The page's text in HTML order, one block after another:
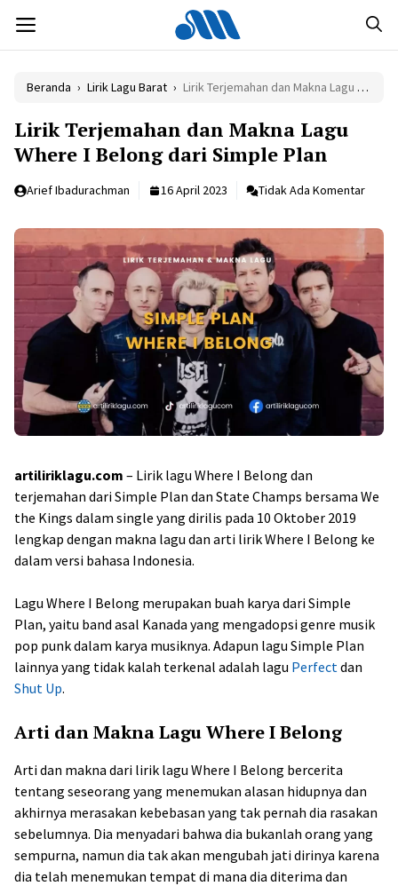
isi
MENU
Beranda › Lirik Lagu Barat › Lirik Terjemahan dan Makna Lagu Where I Belong dari Simple Plan
Lirik Terjemahan dan Makna Lagu
Where I Belong dari Simple Plan
Arief Ibadurachman 16 April 2023 Tidak Ada Komentar
artiliriklagu.com – Lirik lagu Where I Belong dan
terjemahan dari Simple Plan dan State Champs bersama We
the Kings dalam single yang dirilis pada 10 Oktober 2019
lengkap dengan makna lagu dan arti lirik Where I Belong ke
dalam versi bahasa Indonesia.
Lagu Where I Belong merupakan buah karya dari Simple
Plan, yaitu band asal Kanada yang mengadopsi genre musik
pop punk dalam karya musiknya. Adapun lagu Simple Plan
lainnya yang tidak kalah terkenal adalah lagu Perfect dan
Shut Up.
Arti dan Makna Lagu Where I Belong
Arti dan makna dari lirik lagu Where I Belong bercerita
tentang seseorang yang menemukan alasan hidupnya dan
akhirnya merasakan kebebasan yang tak pernah dia rasakan
sebelumnya. Dia menyadari bahwa dia bukanlah orang yang
sempurna, namun dia tak akan mengubah jati dirinya karena
dia telah menemukan tempat di mana dia diterima dan